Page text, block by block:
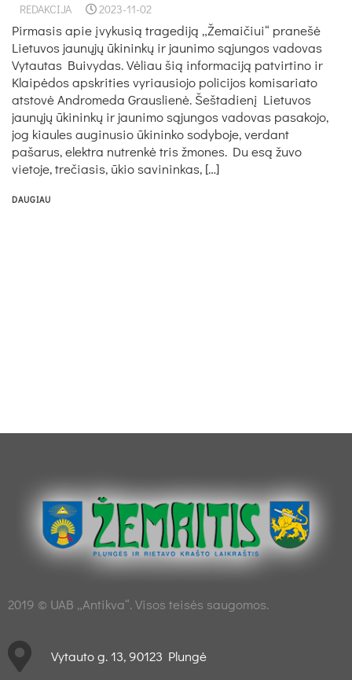
REDAKCIJA 2023-11-02
Pirmasis apie įvykusią tragediją „Žemaičiui“ pranešė
Lietuvos jaunųjų ūkininkų ir jaunimo sąjungos vadovas
Vytautas Buivydas. Vėliau šią informaciją patvirtino ir
Klaipėdos apskrities vyriausiojo policijos komisariato
atstovė Andromeda Grauslienė. Šeštadienį Lietuvos
jaunųjų ūkininkų ir jaunimo sąjungos vadovas pasakojo,
jog kiaules auginusio ūkininko sodyboje, verdant
pašarus, elektra nutrenkė tris žmones. Du esą žuvo
vietoje, trečiasis, ūkio savininkas, […]
DAUGIAU
2019 © UAB „Antikva“. Visos teisės saugomos.
Vytauto g. 13, 90123 Plungė